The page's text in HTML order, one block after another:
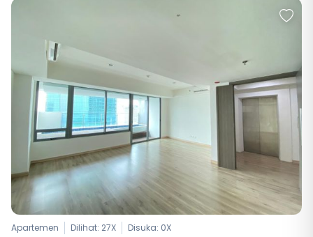
Apartemen Dilihat: 27X Disuka: 0X